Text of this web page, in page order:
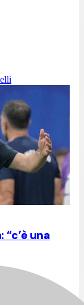
una